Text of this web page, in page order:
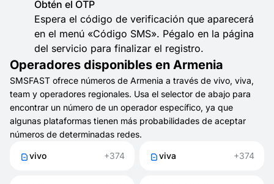
Obtén el OTP
Espera el código de verificación que aparecerá
en el menú «Código SMS». Pégalo en la página
del servicio para finalizar el registro.
Operadores disponibles en Armenia
SMSFAST ofrece números de Armenia a través de vivo, viva,
team y operadores regionales. Usa el selector de abajo para
encontrar un número de un operador específico, ya que
algunas plataformas tienen más probabilidades de aceptar
números de determinadas redes.
vivo +374 viva +374